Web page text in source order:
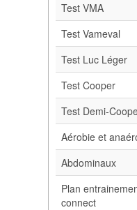
Test VMA
Test Vameval
Test Luc Léger
Test Cooper
Test Demi-
Aérobie et
Abdominaux
Plan
connect